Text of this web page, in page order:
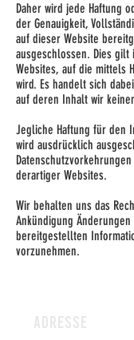
Daher wird jede Haftung
der Genauigkeit,
auf dieser Website
ausgeschlossen. Dies
Websites, auf die mittels
wird. Es handelt sich
auf deren Inhalt wir
Jegliche Haftung für den
wird ausdrücklich
derartiger Websites.
Wir behalten uns das
Ankündigung
bereitgestellten
vorzunehmen.